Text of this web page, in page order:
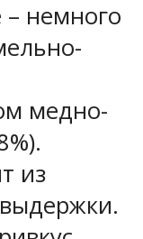
– немного
медно-
из